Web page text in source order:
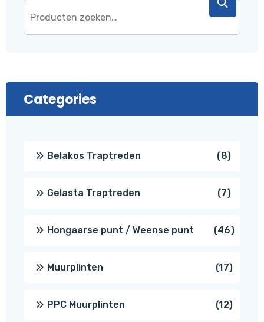
Categories
Belakos Traptreden 88
Gelasta Traptreden 77
Hongaarse punt / Weense punt 4646
Muurplinten 1717
PPC Muurplinten 1212